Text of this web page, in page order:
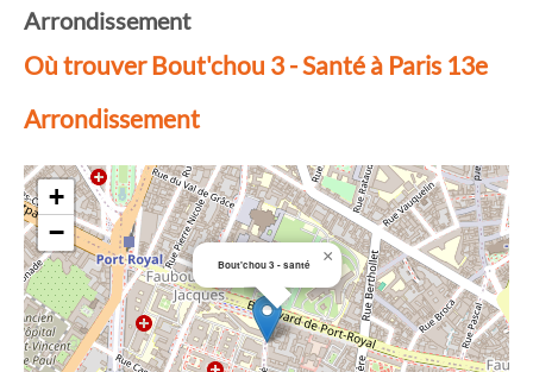
Arrondissement
Où trouver Bout'chou 3 - Santé à Paris 13e
Arrondissement
Bout'chou 3 - santé ×
+
−